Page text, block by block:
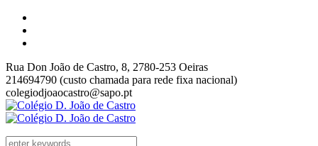
Rua Don João de Castro, 8, 2780-253 Oeiras
214694790 (custo chamada para rede fixa nacional)
colegiodjoaocastro@sapo.pt